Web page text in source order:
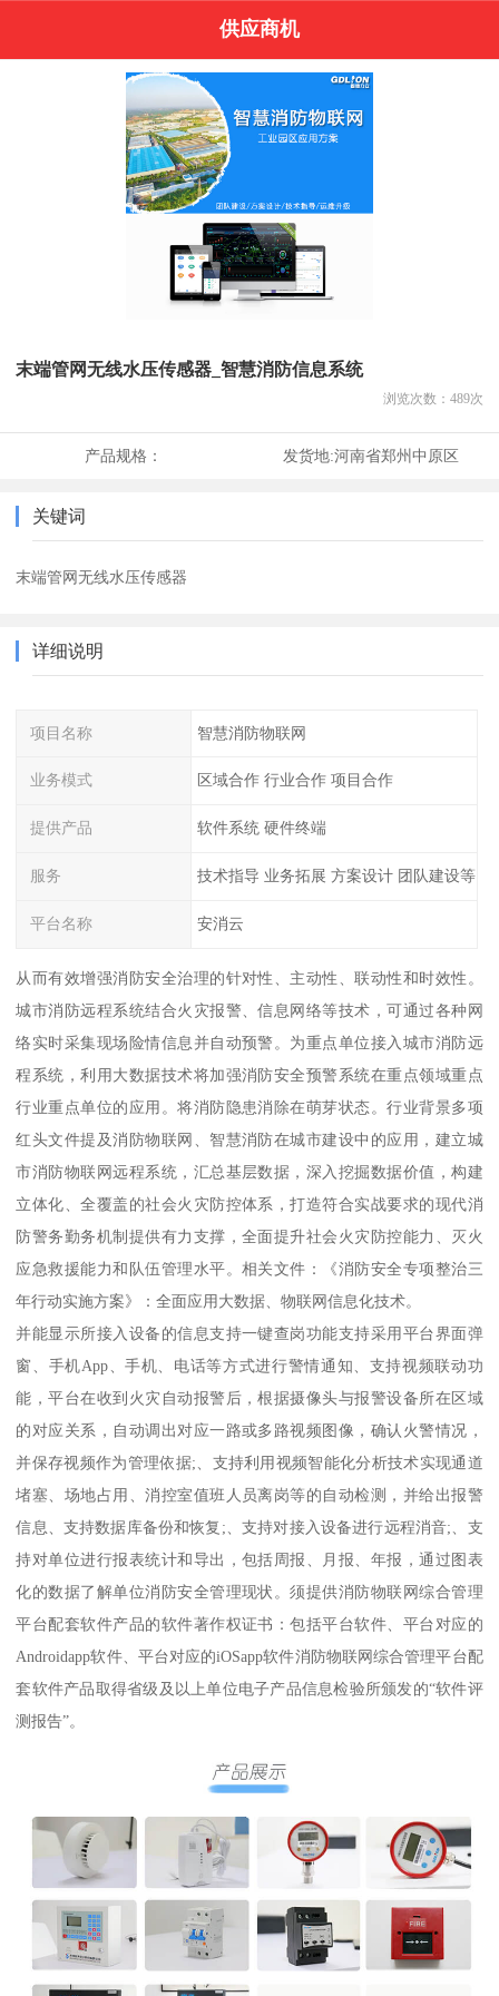
供应商机
末端管网无线水压传感器_智慧消防信息系统
浏览次数： 489次
产品规格： 发货地:河南省郑州中原区
关键词
末端管网无线水压传感器
详细说明
项目名称 智慧消防物联网
业务模式 区域合作 行业合作 项目合作
提供产品 软件系统 硬件终端
服务 技术指导 业务拓展 方案设计 团队建设等
平台名称 安消云
从而有效增强消防安全治理的针对性、主动性、联动性和时效性。
城市消防远程系统结合火灾报警、信息网络等技术，可通过各种网
络实时采集现场险情信息并自动预警。为重点单位接入城市消防远
程系统，利用大数据技术将加强消防安全预警系统在重点领域重点
行业重点单位的应用。将消防隐患消除在萌芽状态。行业背景多项
红头文件提及消防物联网、智慧消防在城市建设中的应用，建立城
市消防物联网远程系统，汇总基层数据，深入挖掘数据价值，构建
立体化、全覆盖的社会火灾防控体系，打造符合实战要求的现代消
防警务勤务机制提供有力支撑，全面提升社会火灾防控能力、灭火
应急救援能力和队伍管理水平。相关文件：《消防安全专项整治三
年行动实施方案》：全面应用大数据、物联网信息化技术。
并能显示所接入设备的信息支持一键查岗功能支持采用平台界面弹
窗、手机App、手机、电话等方式进行警情通知、支持视频联动功
能，平台在收到火灾自动报警后，根据摄像头与报警设备所在区域
的对应关系，自动调出对应一路或多路视频图像，确认火警情况，
并保存视频作为管理依据;、支持利用视频智能化分析技术实现通道
堵塞、场地占用、消控室值班人员离岗等的自动检测，并给出报警
信息、支持数据库备份和恢复;、支持对接入设备进行远程消音;、支
持对单位进行报表统计和导出，包括周报、月报、年报，通过图表
化的数据了解单位消防安全管理现状。须提供消防物联网综合管理
平台配套软件产品的软件著作权证书：包括平台软件、平台对应的
Androidapp软件、平台对应的iOSapp软件消防物联网综合管理平台配
套软件产品取得省级及以上单位电子产品信息检验所颁发的“软件评
测报告”。